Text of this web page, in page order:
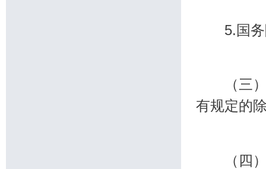
5.国务
（三）
有规定的
（四）